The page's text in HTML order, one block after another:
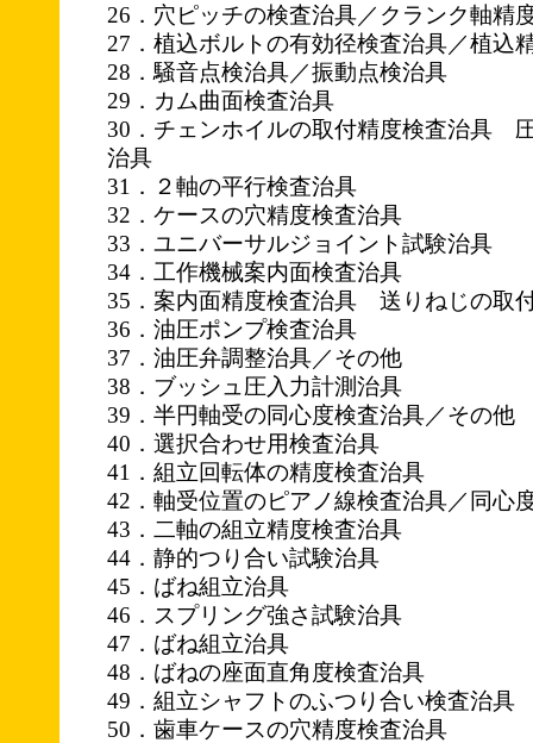
26．穴ピッチの検査治具／クランク軸精
27．植込ボルトの有効径検査治具／植込
28．騒音点検治具／振動点検治具
29．カム曲面検査治具
30．チェンホイルの取付精度検査治具
治具
31．２軸の平行検査治具
32．ケースの穴精度検査治具
33．ユニバーサルジョイント試験治具
34．工作機械案内面検査治具
35．案内面精度検査治具 送りねじの取
36．油圧ポンプ検査治具
37．油圧弁調整治具／その他
38．ブッシュ圧入力計測治具
39．半円軸受の同心度検査治具／その他
40．選択合わせ用検査治具
41．組立回転体の精度検査治具
42．軸受位置のピアノ線検査治具／同心
43．二軸の組立精度検査治具
44．静的つり合い試験治具
45．ばね組立治具
46．スプリング強さ試験治具
47．ばね組立治具
48．ばねの座面直角度検査治具
49．組立シャフトのふつり合い検査治具
50．歯車ケースの穴精度検査治具